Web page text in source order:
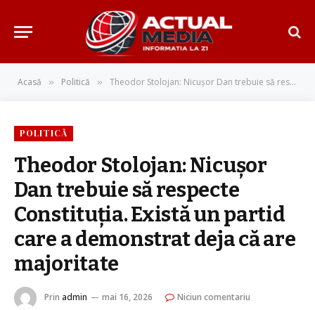
Acasă » Politică » Theodor Stolojan: Nicușor Dan trebuie să respecte Constituția. Există un partid care a demonstrat deja că are majoritate
POLITICĂ
Theodor Stolojan: Nicușor
Dan trebuie să respecte
Constituția. Există un partid
care a demonstrat deja că are
majoritate
Prin admin mai 16, 2026
Niciun comentariu